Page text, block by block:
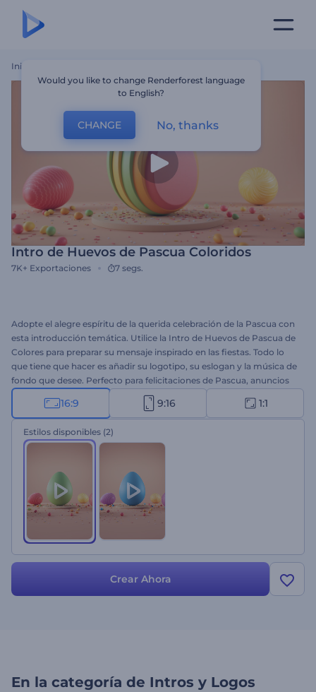
Inicio
Intro de Huevos de Pascua Coloridos
7K+ Exportaciones 7 segs.
Adopte el alegre espíritu de la querida celebración de la Pascua con
esta introducción temática. Utilice la Intro de Huevos de Pascua de
Colores para preparar su mensaje inspirado en las fiestas. Todo lo
que tiene que hacer es añadir su logotipo, su eslogan y la música de
fondo que desee. Perfecto para felicitaciones de Pascua, anuncios
comerciales, promociones, intros de YouTube y otros proyectos
temáticos. Respire el espíritu festivo de la celebración de Pascua en
sus proyectos con unos pocos clics. ¡Pruebe esta plantilla ahora!
16:9 9:16 1:1
Estilos disponibles (2)
Crear Ahora
En la categoría de Intros y Logos
Would you like to change Renderforest language
to English?
CHANGE No, thanks